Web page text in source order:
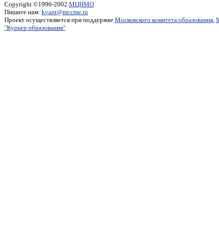
Copyright ©1996-2002 МЦНМО
Пишите нам: kvant@mccme.ru
Проект осуществляется при поддержке Московского комитета образования,
"Курьер образования"